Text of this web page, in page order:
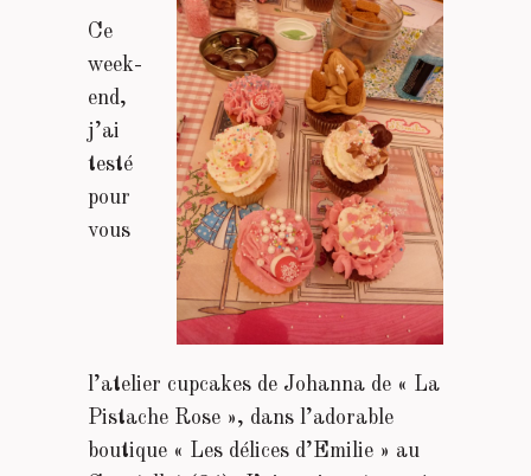
Ce
week-
end,
j’ai
testé
pour
vous
l’atelier cupcakes de Johanna de « La
Pistache Rose », dans l’adorable
boutique « Les délices d’Emilie » au